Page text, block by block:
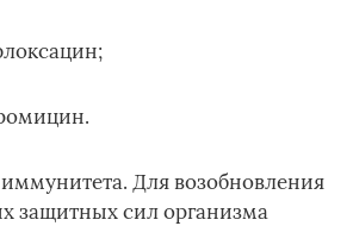
Для возобновления
защитных сил организма